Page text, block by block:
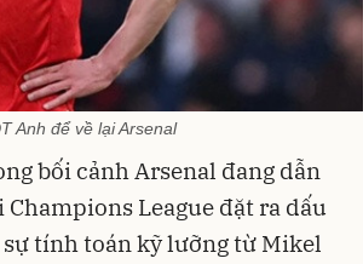
Anh để về lại Arsenal
bối cảnh Arsenal đang dẫn
League đặt ra dấu
tính toán kỹ lưỡng từ Mikel